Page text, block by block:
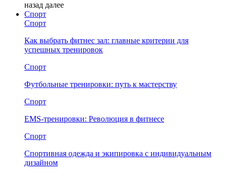
назад далее
Спорт
Спорт
Как выбрать фитнес зал: главные критерии для
успешных тренировок
Спорт
Футбольные тренировки: путь к мастерству
Спорт
EMS-тренировки: Революция в фитнесе
Спорт
Спортивная одежда и экипировка с индивидуальным
дизайном